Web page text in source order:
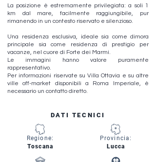
La posizione è estremamente privilegiata: a soli 1
km dal mare, facilmente raggiungibile, pur
rimanendo in un contesto riservato e silenzioso.
Una residenza esclusiva, ideale sia come dimora
principale sia come residenza di prestigio per
vacanze, nel cuore di Forte dei Marmi.
Le immagini hanno valore puramente
rappresentativo.
Per informazioni riservate su Villa Ottavia e su altre
ville off-market disponibili a Roma Imperiale, è
necessario un contatto diretto.
DATI TECNICI
Regione:
Toscana
Lucca
Provincia: